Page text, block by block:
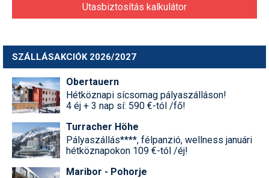
Utasbiztosítás kalkulátor
SZÁLLÁSAKCIÓK 2026/2027
Obertauern
Hétköznapi sícsomag pályaszálláson!
4 éj + 3 nap sí: 590 €-tól /fő!
Turracher Höhe
Pályaszállás****, félpanzió, wellness januári
hétköznapokon 109 €-tól /éj!
Maribor - Pohorje